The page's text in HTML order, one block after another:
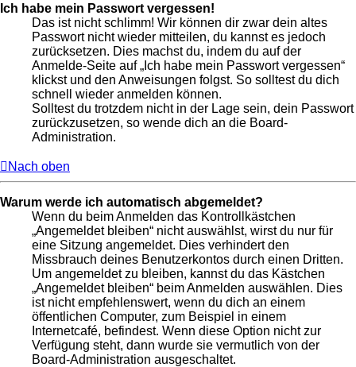
Ich habe mein Passwort vergessen!
Das ist nicht schlimm! Wir können dir zwar dein altes
Passwort nicht wieder mitteilen, du kannst es jedoch
zurücksetzen. Dies machst du, indem du auf der
Anmelde-Seite auf „Ich habe mein Passwort vergessen“
klickst und den Anweisungen folgst. So solltest du dich
schnell wieder anmelden können.
Solltest du trotzdem nicht in der Lage sein, dein Passwort
zurückzusetzen, so wende dich an die Board-
Administration.
Nach oben
Warum werde ich automatisch abgemeldet?
Wenn du beim Anmelden das Kontrollkästchen
„Angemeldet bleiben“ nicht auswählst, wirst du nur für
eine Sitzung angemeldet. Dies verhindert den
Missbrauch deines Benutzerkontos durch einen Dritten.
Um angemeldet zu bleiben, kannst du das Kästchen
„Angemeldet bleiben“ beim Anmelden auswählen. Dies
ist nicht empfehlenswert, wenn du dich an einem
öffentlichen Computer, zum Beispiel in einem
Internetcafé, befindest. Wenn diese Option nicht zur
Verfügung steht, dann wurde sie vermutlich von der
Board-Administration ausgeschaltet.